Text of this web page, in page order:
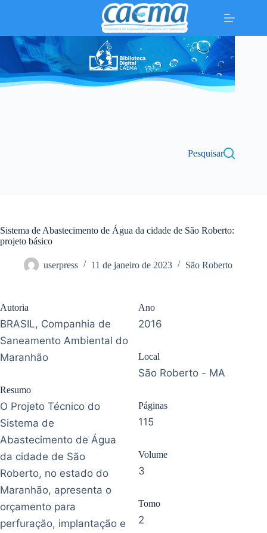
conteúdo
Pesquisar
Sistema de Abastecimento de Água da cidade de São Roberto:
projeto básico
userpress 11 de janeiro de 2023 São Roberto
Autoria
BRASIL, Companhia de
Saneamento Ambiental do
Maranhão
Resumo
O Projeto Técnico do
Sistema de
Abastecimento de Água
da cidade de São
Roberto, no estado do
Maranhão, apresenta o
orçamento para
perfuração, implantação e
Ano
2016
Local
São Roberto - MA
Páginas
115
Volume
3
Tomo
2